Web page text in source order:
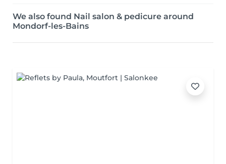
We also found Nail salon & pedicure around
Mondorf-les-Bains